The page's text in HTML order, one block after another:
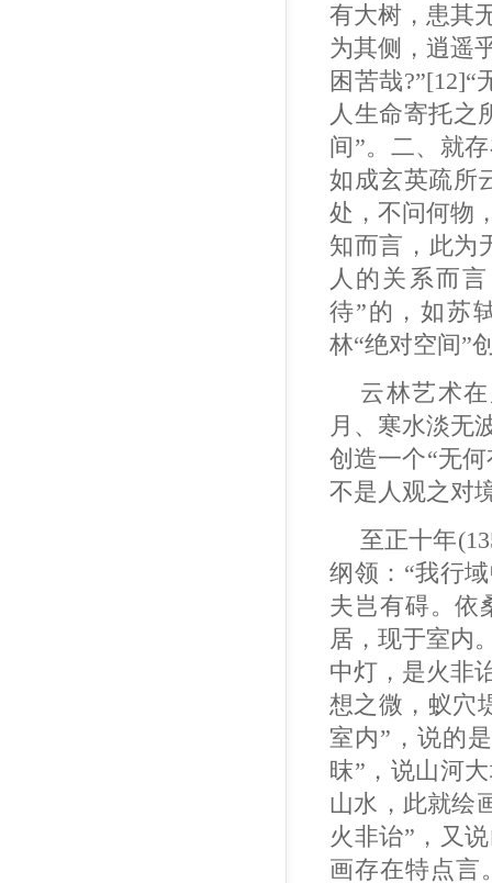
有大树，患其
为其侧，逍遥
困苦哉
人生命寄托之
间”。二、就
如成玄英疏所
处，不问何物
知而言，此为
人的关系而
待”的，如苏
林“绝对空间”
云林艺术
月、寒水淡无
创造一个“无
不是人观之对
至正十年
纲领：“我行
夫岂有碍。依
居，现于室内
中灯，是火非
想之微，蚁穴
室内”，说的
昩”，说山河
山水，此就绘
火非诒”，又
画存在特点言